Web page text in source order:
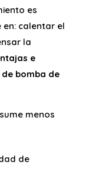
es
en: calentar el
la
e
bomba de
menos
de